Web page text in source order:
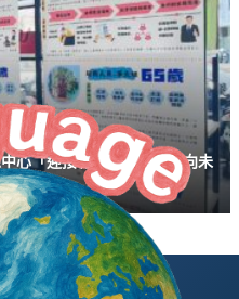
心「迎接職場新潮流：迎向未